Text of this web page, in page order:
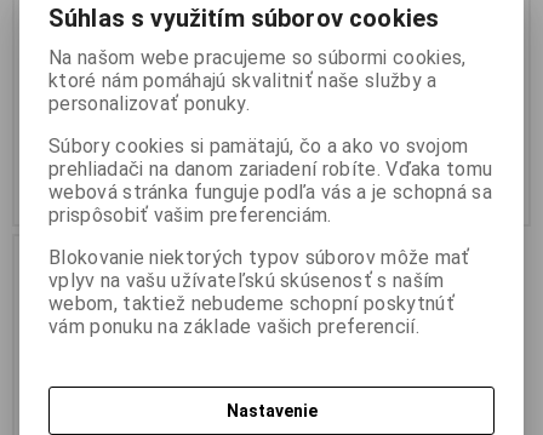
Externá čítačka pamäťových
kariet. Podporované formáty: SD
/ SDHC / SDXC / MMC / RS MMC
/ MMC 4.0 / Ultra SD / Extreme
SD / T-Flash / micro SD / SDHC /
micro SDXC
6,77 €
5,50 € (Cena bez DPH)
Kúpiť
SDHC (UHS-I)/SDXC (UHS-
I)/microSDXC (UHS-I), čierna
7,26 €
5,90 € (Cena bez DPH)
Kúpiť
Akcia
Náš TIP
Súhlas s využitím súborov cookies
Na našom webe pracujeme so súbormi cookies,
ktoré nám pomáhajú skvalitniť naše služby a
personalizovať ponuky.
Súbory cookies si pamätajú, čo a ako vo svojom
prehliadači na danom zariadení robíte. Vďaka tomu
webová stránka funguje podľa vás a je schopná sa
prispôsobiť vašim preferenciám.
Blokovanie niektorých typov súborov môže mať
vplyv na vašu užívateľskú skúsenosť s naším
webom, taktiež nebudeme schopní poskytnúť
vám ponuku na základe vašich preferencií.
Nastavenie